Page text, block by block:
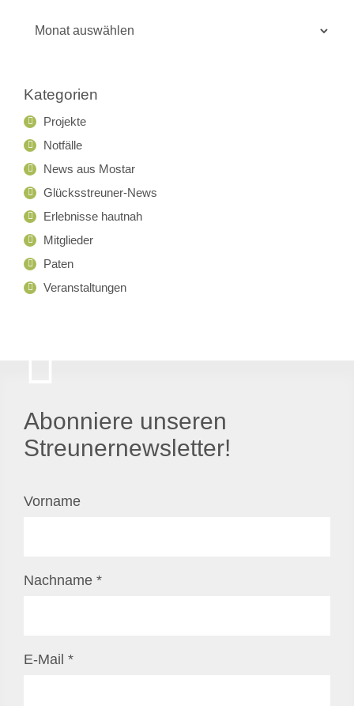
Kategorien
Projekte
Notfälle
News aus Mostar
Glücksstreuner-News
Erlebnisse hautnah
Mitglieder
Paten
Veranstaltungen
Abonniere unseren
Streunernewsletter!
Vorname
Nachname *
E-Mail *